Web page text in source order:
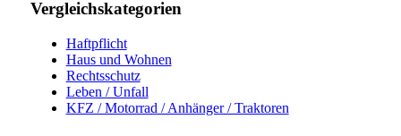
Vergleichskategorien
Haftpflicht
Haus und Wohnen
Rechtsschutz
Leben / Unfall
KFZ / Motorrad / Anhänger / Traktoren